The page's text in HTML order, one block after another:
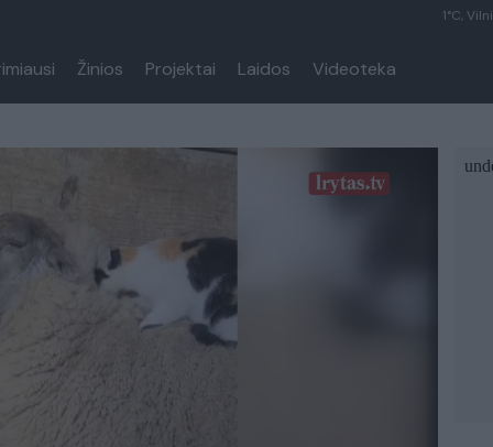
1°C,
Žinios Projektai Laidos Videoteka